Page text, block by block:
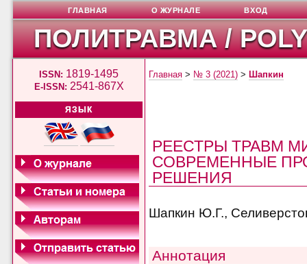
ПОЛИТРАВМА /
ISSN: 1819-1495
E-ISSN: 2541-867X
ЯЗЫК
ГЛАВНАЯ О ЖУРНАЛЕ ВХОД
Главная > № 3 (2021) > Шапкин
РЕЕСТРЫ ТРАВМ
СОВРЕМЕННЫЕ
РЕШЕНИЯ
Шапкин Ю.Г.,
Аннотация